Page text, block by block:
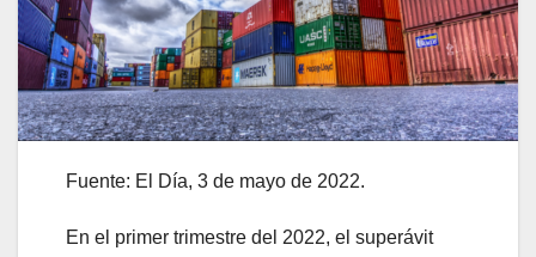
Fuente: El Día, 3 de mayo de 2022.
En el primer trimestre del 2022, el superávit